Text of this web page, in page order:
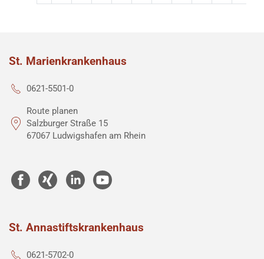
St. Marienkrankenhaus
0621-5501-0
Route planen
Salzburger Straße 15
67067 Ludwigshafen am Rhein
St. Annastiftskrankenhaus
0621-5702-0